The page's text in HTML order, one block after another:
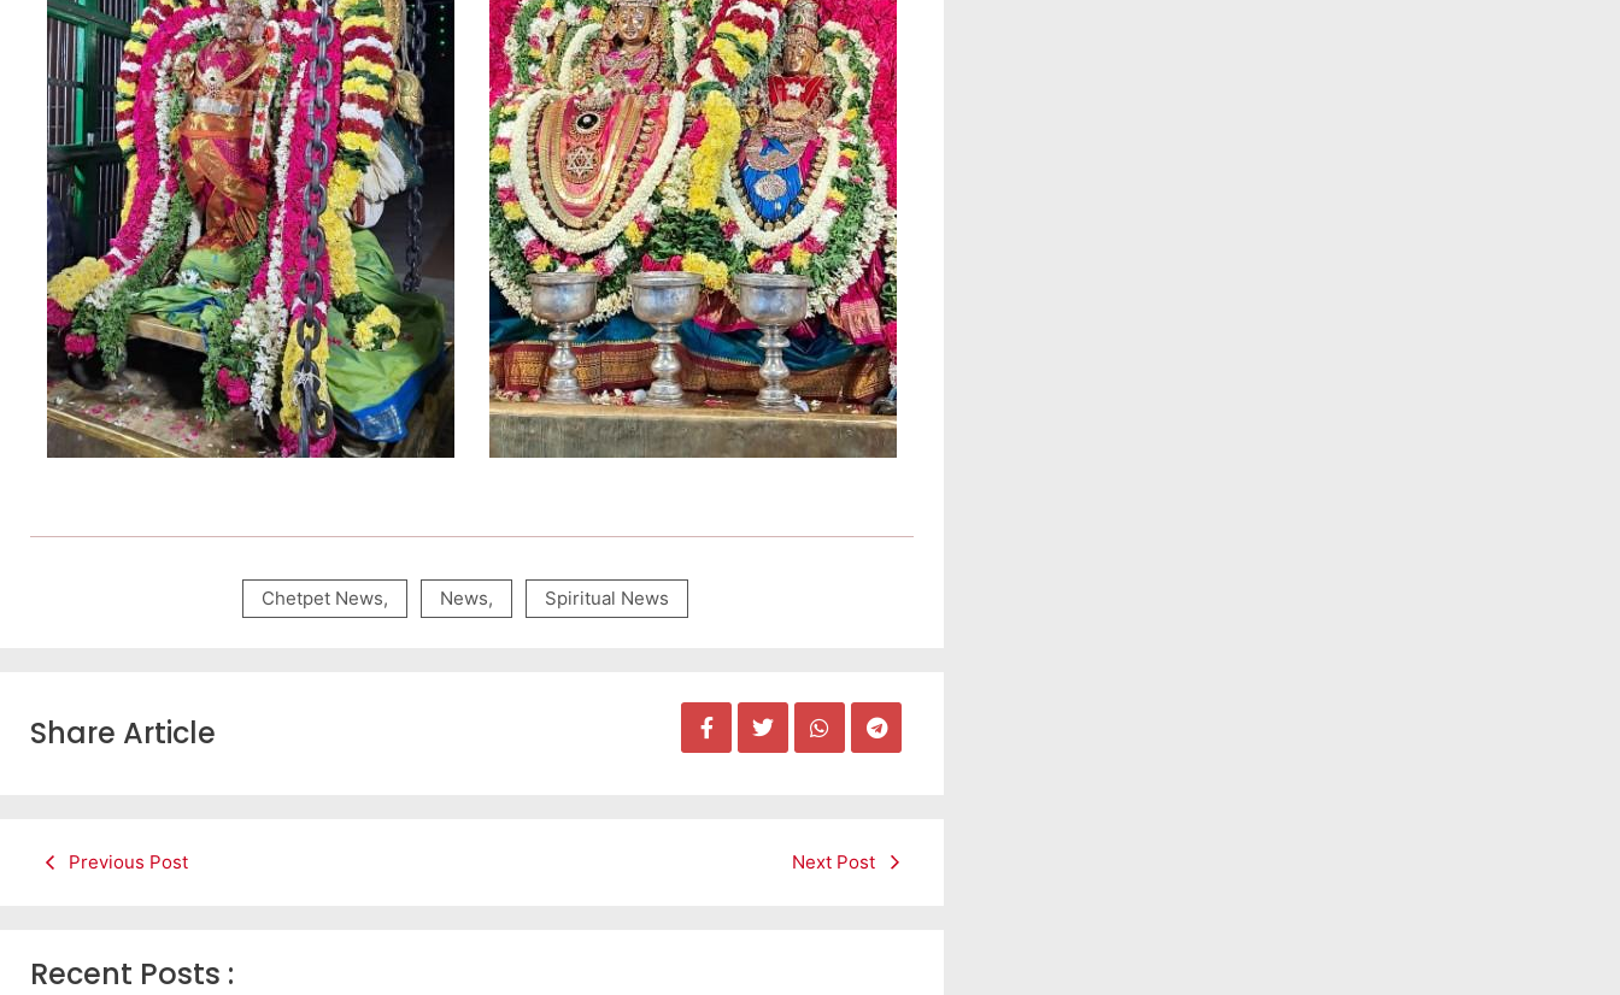
Chetpet News, News, Spiritual News
Share Article
Previous Post Next Post
Recent Posts :